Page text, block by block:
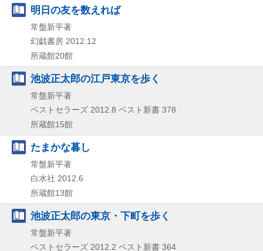
明日の友を数えれば
常盤新平著
幻戯書房 2012.12
所蔵館20館
池波正太郎の江戸東京を歩く
常盤新平著
ベストセラーズ 2012.8 ベスト新書 378
所蔵館15館
たまかな暮し
常盤新平著
白水社 2012.6
所蔵館13館
池波正太郎の東京・下町を歩く
常盤新平著
ベストセラーズ 2012.2 ベスト新書 364